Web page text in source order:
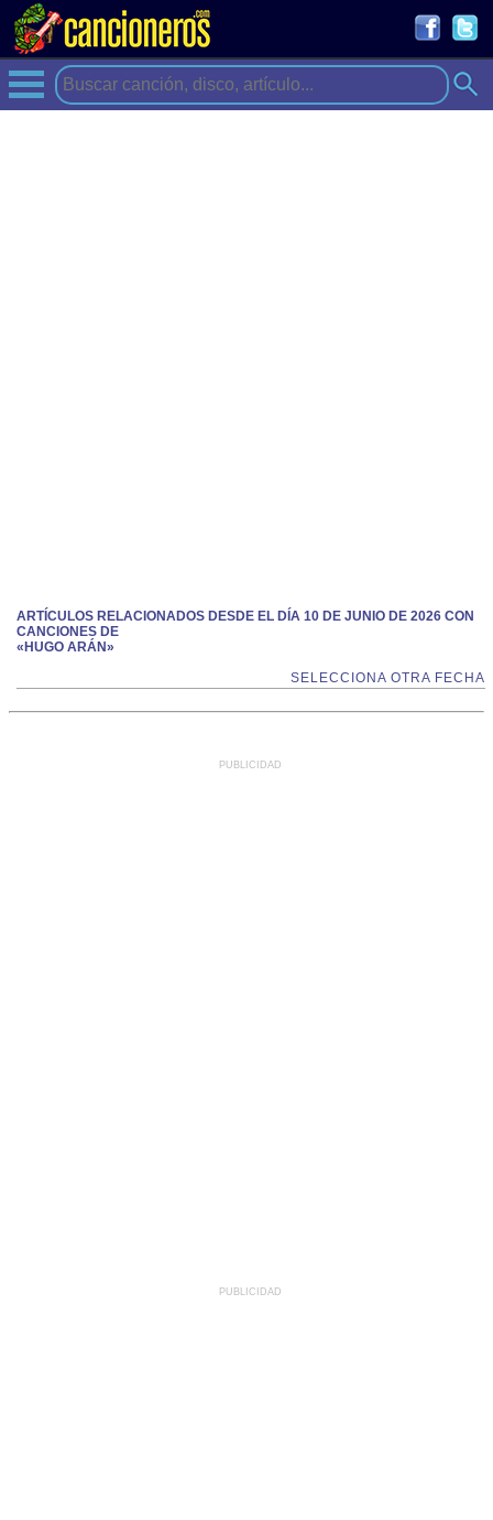
ARTÍCULOS RELACIONADOS DESDE EL DÍA 10 DE JUNIO DE 2026 CON
CANCIONES DE
«HUGO ARÁN»
SELECCIONA OTRA FECHA
PUBLICIDAD
PUBLICIDAD